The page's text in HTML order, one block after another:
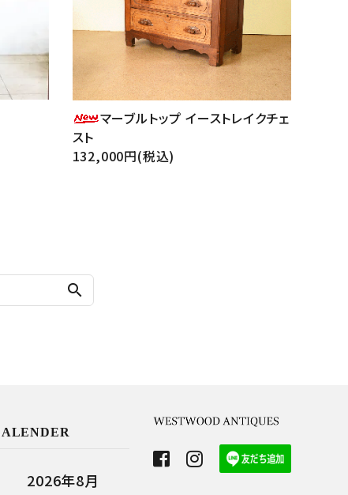
マーブルトップ イーストレイクチェ
スト
132,000円(税込)
search
2026年8月